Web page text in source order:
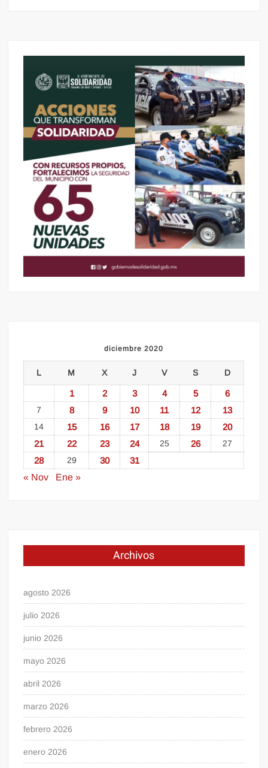
diciembre 2020
L M X J V S D
1 2 3 4 5 6
7 8 9 10 11 12 13
14 15 16 17 18 19
20
21
22 23 24 25 26 27
28 29 30
31
« Nov
Ene »
Archivos
agosto 2026
julio 2026
junio 2026
mayo 2026
abril 2026
marzo 2026
febrero 2026
enero 2026